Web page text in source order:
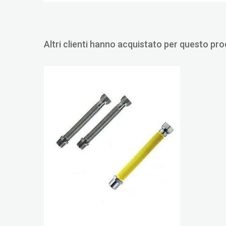
Altri clienti hanno acquistato per questo